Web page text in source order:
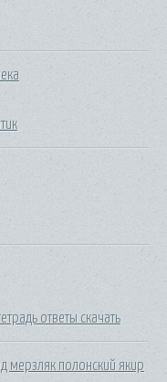
ответы скачать
мерзляк полонский якир